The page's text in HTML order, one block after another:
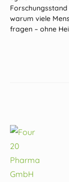
warum viele
fragen – ohne